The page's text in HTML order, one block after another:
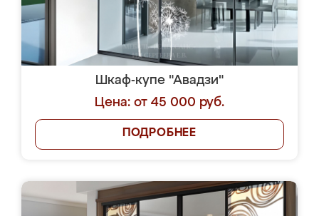
Шкаф-купе "Авадзи"
Цена: от 45 000 руб.
ПОДРОБНЕЕ